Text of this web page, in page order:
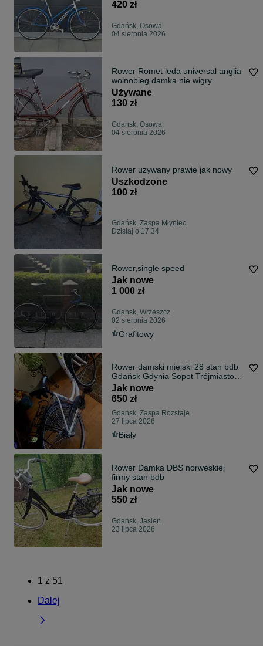
420 zł
Gdańsk, Osowa
04 sierpnia 2026
Rower Romet leda universal anglia
wolnobieg damka nie wigry
Używane
130 zł
Gdańsk, Osowa
04 sierpnia 2026
Rower uzywany prawie jak nowy
Uszkodzone
100 zł
Gdańsk, Zaspa Młyniec
Dzisiaj o 17:34
Rower,single speed
Jak nowe
1 000 zł
Gdańsk, Wrzeszcz
02 sierpnia 2026
Grafitowy
Rower damski miejski 28 stan bdb
Gdańsk Gdynia Sopot Trójmiasto
pomorskie
Jak nowe
650 zł
Gdańsk, Zaspa Rozstaje
27 lipca 2026
Biały
Rower Damka DBS norweskiej
firmy stan bdb
Jak nowe
550 zł
Gdańsk, Jasień
23 lipca 2026
1 z 51
Dalej